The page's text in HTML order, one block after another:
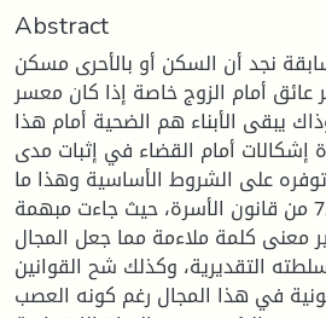
Abstract
نجد أن السكن أو بالأحرى مسكن
عائق أمام الزوج خاصة إذا كان معسر
يبقى الأبناء هم الضحية أمام هذا
إشكالات أمام القضاء في إثبات مدى
على الشروط الأساسية وهذا ما
نجده في المادة 72 من قانون الأسرة، حيث جاءت مبهمة
كلمة ملاءمة مما جعل المجال
التقديرية، وكذلك شح القوانين
في هذا المجال رغم كونه العصب